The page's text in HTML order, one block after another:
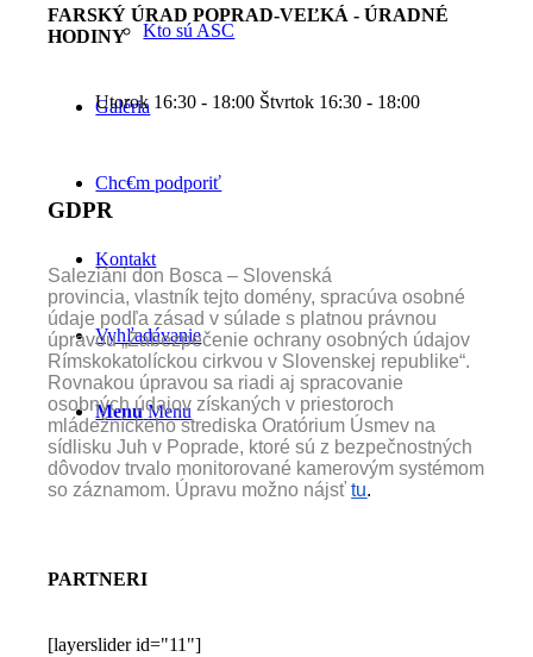
Kto sú ASC
Galéria
Chc€m podporiť
Kontakt
Vyhľadávanie
Menu Menu
FARSKÝ ÚRAD POPRAD-VEĽKÁ - ÚRADNÉ
HODINY
Utorok 16:30 - 18:00 Štvrtok 16:30 - 18:00
GDPR
Saleziáni don Bosca – Slovenská
provincia, vlastník tejto domény, spracúva osobné
údaje podľa zásad v súlade s platnou právnou
úpravou „Zabezpečenie ochrany osobných údajov
Rímskokatolíckou cirkvou v Slovenskej republike“.
Rovnakou úpravou sa riadi aj spracovanie
osobných údajov získaných v priestoroch
mládežníckeho strediska Oratórium Úsmev na
sídlisku Juh v Poprade, ktoré sú z bezpečnostných
dôvodov trvalo monitorované kamerovým systémom
so záznamom. Úpravu možno nájsťtu.
PARTNERI
[layerslider id="11"]